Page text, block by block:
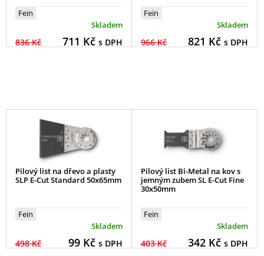
Fein
Skladem
836 Kč 711 Kč s DPH
Fein
Skladem
966 Kč 821 Kč s DPH
Pilový list na dřevo a plasty
SLP E-Cut Standard 50x65mm
Fein
Skladem
498 Kč 99Kč s DPH
Pilový list Bi-Metal na kov s
jemným zubem SL E-Cut Fine
30x50mm
Fein
Skladem
403 Kč 342Kč s DPH